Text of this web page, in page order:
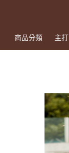
商品分類 主